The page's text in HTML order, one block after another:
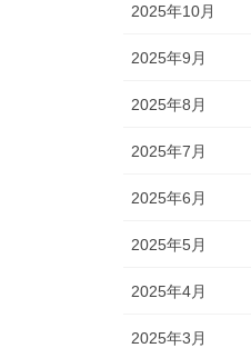
2025年10月
2025年9月
2025年8月
2025年7月
2025年6月
2025年5月
2025年4月
2025年3月